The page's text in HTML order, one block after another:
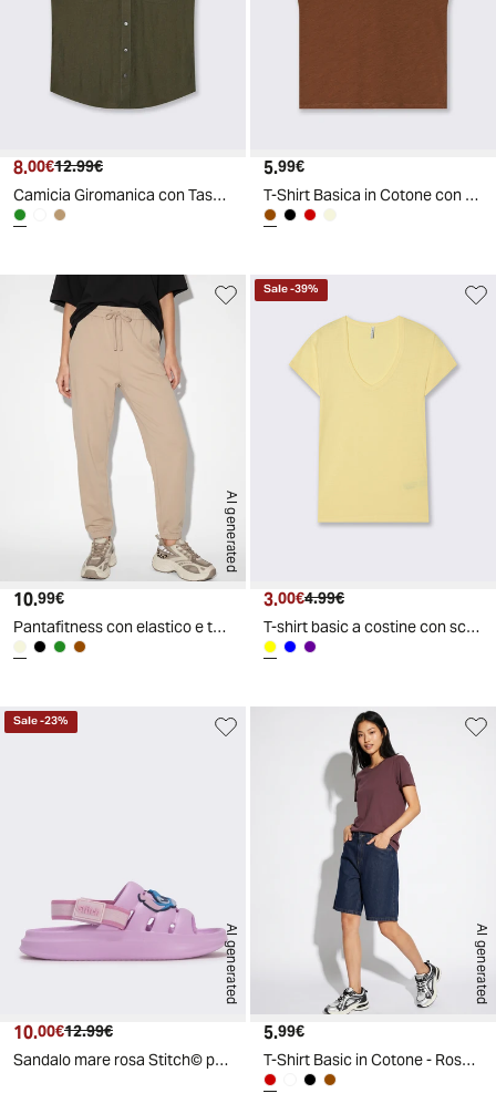
Prezzo attuale
8.00€ Prezzo originale
12.99€
Camicia Giromanica con Tasche a Toppa - Kaky 1
Prezzo attuale
5.99€
T-Shirt Basica in Cotone con Scollo a V - Marrone tabacco
AI generated
Prezzo attuale
10.99€
Pantafitness con elastico e tasche americane - Sabbia
Sale-39%
Prezzo attuale
3.00€ Prezzo originale
4.99€
T-shirt basic a costine con scollo a V - Giallo
AI generated
Sale-23%
Prezzo attuale
10.00€ Prezzo originale
12.99€
Sandalo mare rosa Stitch© per bambina - Rosa
AI generated
Prezzo attuale
5.99€
T-Shirt Basic in Cotone - Rosso amarena